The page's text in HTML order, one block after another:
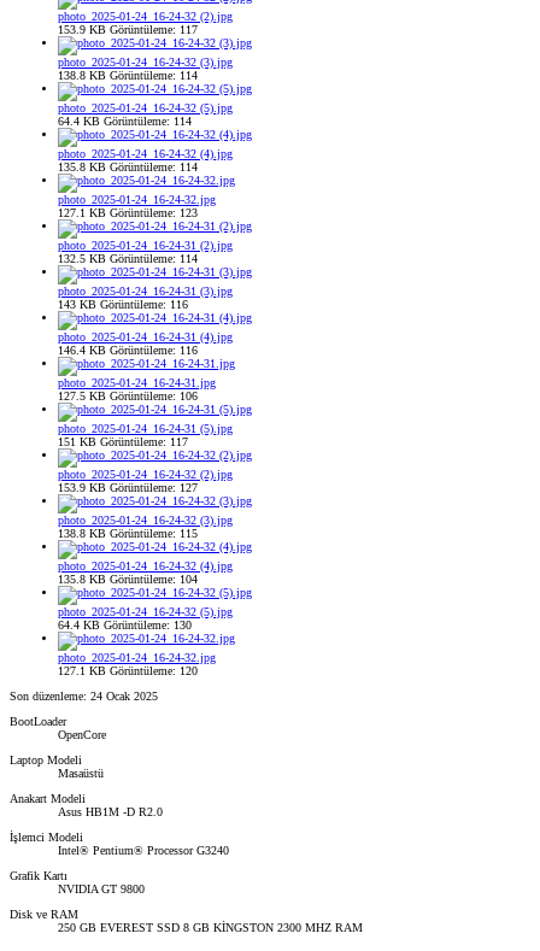
photo_2025-01-24_16-24-32 (2).jpg
153.9 KB Görüntüleme: 117
photo_2025-01-24_16-24-32 (3).jpg
138.8 KB Görüntüleme: 114
photo_2025-01-24_16-24-32 (5).jpg
64.4 KB Görüntüleme: 114
photo_2025-01-24_16-24-32 (4).jpg
135.8 KB Görüntüleme: 114
photo_2025-01-24_16-24-32.jpg
127.1 KB Görüntüleme: 123
photo_2025-01-24_16-24-31 (2).jpg
132.5 KB Görüntüleme: 114
photo_2025-01-24_16-24-31 (3).jpg
143 KB Görüntüleme: 116
photo_2025-01-24_16-24-31 (4).jpg
146.4 KB Görüntüleme: 116
photo_2025-01-24_16-24-31.jpg
127.5 KB Görüntüleme: 106
photo_2025-01-24_16-24-31 (5).jpg
151 KB Görüntüleme: 117
photo_2025-01-24_16-24-32 (2).jpg
153.9 KB Görüntüleme: 127
photo_2025-01-24_16-24-32 (3).jpg
138.8 KB Görüntüleme: 115
photo_2025-01-24_16-24-32 (4).jpg
135.8 KB Görüntüleme: 104
photo_2025-01-24_16-24-32 (5).jpg
64.4 KB Görüntüleme: 130
photo_2025-01-24_16-24-32.jpg
127.1 KB Görüntüleme: 120
Son düzenleme: 24 Ocak 2025
BootLoader
OpenCore
Laptop Modeli
Masaüstü
Anakart Modeli
Asus HB1M -D R2.0
İşlemci Modeli
Intel® Pentium® Processor G3240
Grafik Kartı
NVIDIA GT 9800
Disk ve RAM
250 GB EVEREST SSD 8 GB KİNGSTON 2300 MHZ RAM